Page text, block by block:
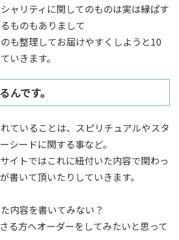
ャリティに関してのものは実は縁ぱす
ものもありまして
も整理してお届けやすくしようと10
いきます。
んです。
ていることは、スピリチュアルやスタ
シードに関する事など。
イトではこれに紐付いた内容で関わっ
書いて頂いたりしていきます。
内容を書いてみない？
る方へオーダーをしてみたいと思って